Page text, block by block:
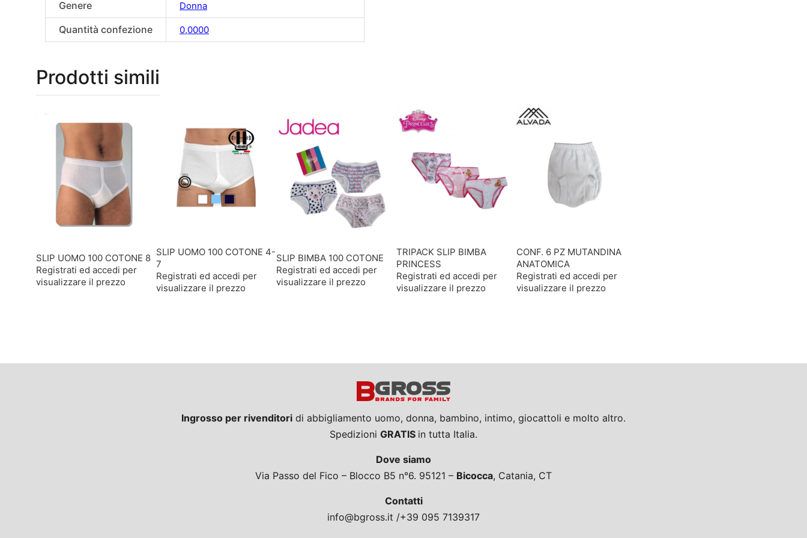
Genere Donna
Quantità confezione 0,0000
Prodotti simili
SLIP UOMO 100 COTONE 8
Registrati ed accedi per
visualizzare il prezzo
SLIP UOMO 100 COTONE 4-
7
Registrati ed accedi per
visualizzare il prezzo
SLIP BIMBA 100 COTONE
Registrati ed accedi per
visualizzare il prezzo
TRIPACK SLIP BIMBA
PRINCESS
Registrati ed accedi per
visualizzare il prezzo
CONF. 6 PZ MUTANDINA
ANATOMICA
Registrati ed accedi per
visualizzare il prezzo
Ingrosso per rivenditori di abbigliamento uomo, donna, bambino, intimo, giocattoli e molto altro.
Spedizioni GRATIS in tutta Italia.
Dove siamo
Via Passo del Fico – Blocco B5 n°6. 95121 – Bicocca, Catania, CT
Contatti
info@bgross.it /+39 095 7139317